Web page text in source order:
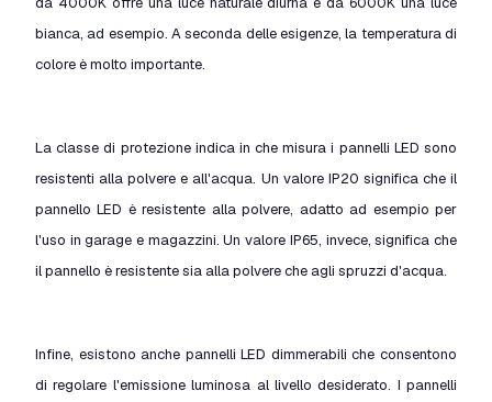
bianca, ad esempio. A seconda delle esigenze, la temperatura di
colore è molto importante.
La classe di protezione indica in che misura i pannelli LED sono
resistenti alla polvere e all'acqua. Un valore IP20 significa che il
pannello LED è resistente alla polvere, adatto ad esempio per
l'uso in garage e magazzini. Un valore IP65, invece, significa che
il pannello è resistente sia alla polvere che agli spruzzi d'acqua.
Infine, esistono anche pannelli LED dimmerabili che consentono
di regolare l'emissione luminosa al livello desiderato. I pannelli